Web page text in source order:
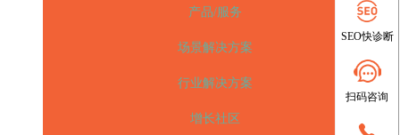
产品/服务
场景解决方案
行业解决方案
增长社区
SEO快诊断
扫码咨询